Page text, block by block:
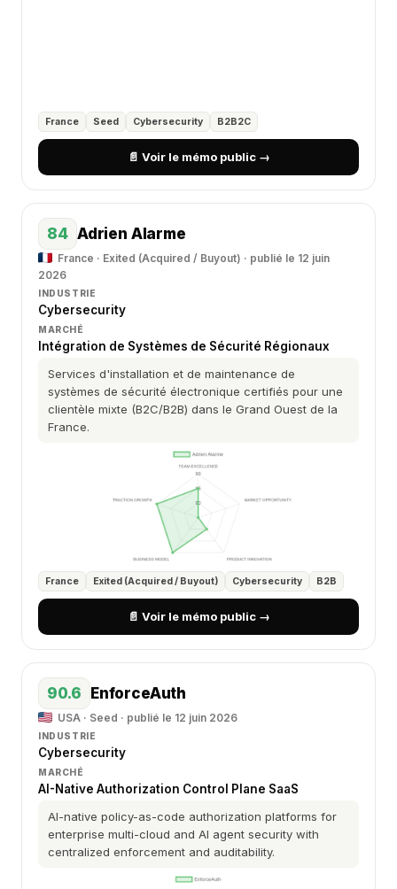
France Seed Cybersecurity B2B2C
📄 Voir le mémo public →
84 Adrien Alarme
France · Exited (Acquired / Buyout) · publié le 12 juin
2026
INDUSTRIE
Cybersecurity
MARCHÉ
Intégration de Systèmes de Sécurité Régionaux
Services d'installation et de maintenance de
systèmes de sécurité électronique certifiés pour une
clientèle mixte (B2C/B2B) dans le Grand Ouest de la
France.
France Exited (Acquired / Buyout) Cybersecurity B2B
📄 Voir le mémo public →
90.6 EnforceAuth
USA · Seed · publié le 12 juin 2026
INDUSTRIE
Cybersecurity
MARCHÉ
AI-Native Authorization Control Plane SaaS
AI-native policy-as-code authorization platforms for
enterprise multi-cloud and AI agent security with
centralized enforcement and auditability.